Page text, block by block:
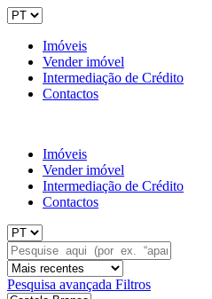
Imóveis
Vender imóvel
Intermediação de Crédito
Contactos
Imóveis
Vender imóvel
Intermediação de Crédito
Contactos
Pesquisa avançada Filtros